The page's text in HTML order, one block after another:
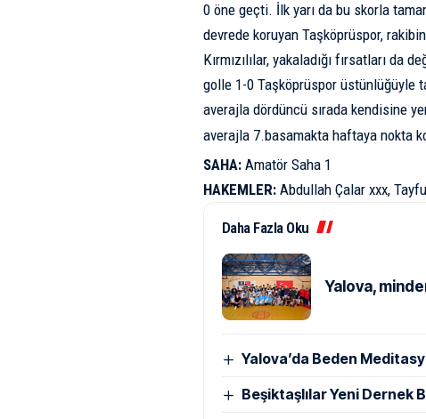
0 öne geçti. İlk yarı da bu skorla
devrede koruyan Taşköprüspor,
Kırmızılılar, yakaladığı fırsatları da
golle 1-0 Taşköprüspor üstünlüğüyle
averajla dördüncü sırada kendisine
averajla 7.basamakta haftaya nokta
SAHA:Amatör Saha 1
HAKEMLER:Abdullah Çalar xxx,
Daha Fazla Oku
Yalova,
Yalova’da Beden
Beşiktaşlılar Yeni Dernek